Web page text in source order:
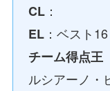
CL ：
EL ：ベスト16
チーム得点王
ルシアーノ・